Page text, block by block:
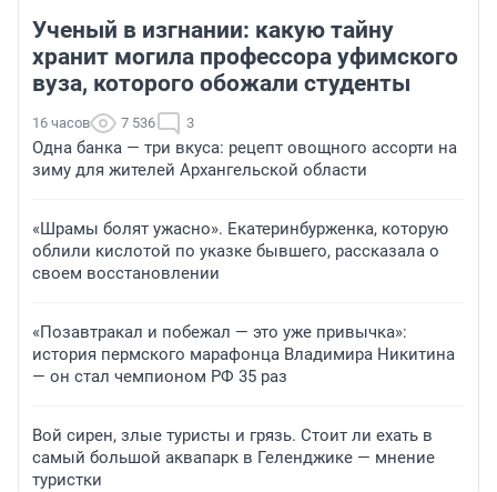
Ученый в изгнании: какую тайну
хранит могила профессора уфимского
вуза, которого обожали студенты
16 часов 7 536 3
Одна банка — три вкуса: рецепт овощного ассорти на
зиму для жителей Архангельской области
«Шрамы болят ужасно». Екатеринбурженка, которую
облили кислотой по указке бывшего, рассказала о
своем восстановлении
«Позавтракал и побежал — это уже привычка»:
история пермского марафонца Владимира Никитина
— он стал чемпионом РФ 35 раз
Вой сирен, злые туристы и грязь. Стоит ли ехать в
самый большой аквапарк в Геленджике — мнение
туристки